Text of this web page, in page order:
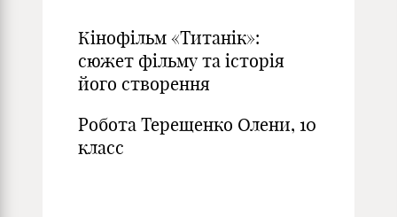
Кінофільм «Титанік»:
сюжет фільму та історія
його створення
Робота Терещенко Олени, 10
класс